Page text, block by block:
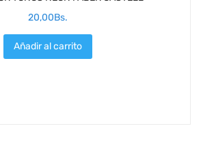
20,00Bs.
Añadir al carrito